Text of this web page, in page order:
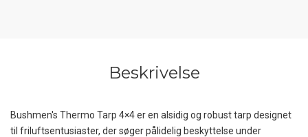
Beskrivelse
Bushmen's Thermo Tarp 4×4 er en alsidig og robust tarp designet
til friluftsentusiaster, der søger pålidelig beskyttelse under